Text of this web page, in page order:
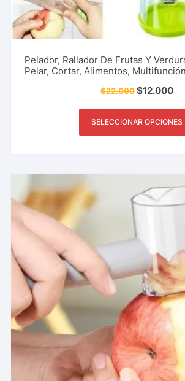
Pelador, Rallador De Frutas Y
Pelar, Cortar, Alimentos,
$22.000$12.000
SELECCIONAR OPCIONES